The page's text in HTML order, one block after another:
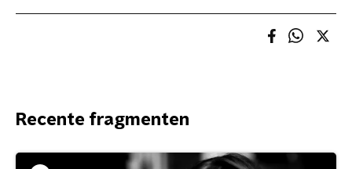
Recente fragmenten